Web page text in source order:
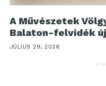
A Művészetek
Balaton-felvidék
JÚLIUS 29, 2026